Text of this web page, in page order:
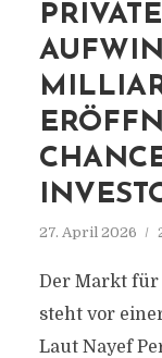
Alle
27. April 2026
Der Markt
steht vor
Laut Nayef